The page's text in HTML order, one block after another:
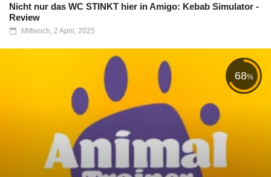
Nicht nur das WC STINKT hier in Amigo: Kebab Simulator -
Review
Mittwoch, 2 April, 2025
68%